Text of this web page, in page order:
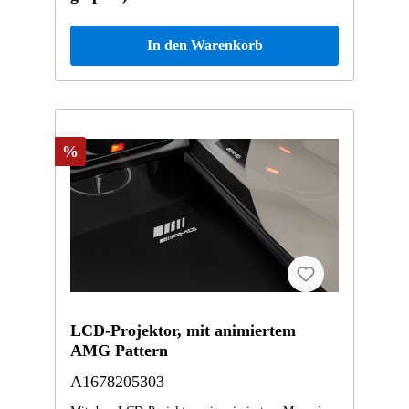
In den Warenkorb
%
LCD-Projektor, mit animiertem
AMG Pattern
A1678205303